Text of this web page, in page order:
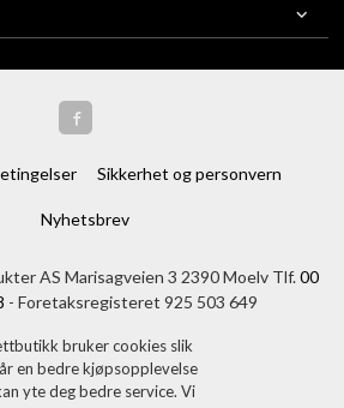
Sikkerhet og personvern
Nyhetsbrev
AS Marisagveien 3 2390 Moelv Tlf.00
- Foretaksregisteret 925 503 649
bruker cookies slik
en bedre kjøpsopplevelse
yte deg bedre service. Vi